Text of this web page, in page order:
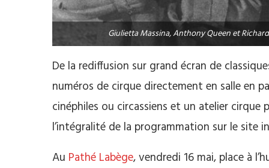
Giulietta Massina, Anthony Queen et
De la rediffusion sur grand écran de
numéros de cirque directement en salle en
cinéphiles ou circassiens et un atelier
l’intégralité de la programmation sur le site
Au Pathé Labège, vendredi 16 mai, place à